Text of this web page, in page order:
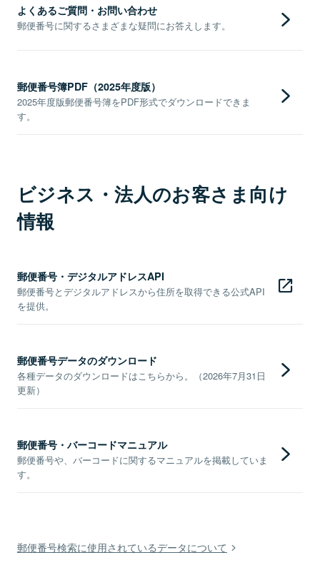
よくあるご質問・お問い合わせ
郵便番号に関するさまざまな疑問にお答えします。
郵便番号簿PDF（2025年度版）
2025年度版郵便番号簿をPDF形式でダウンロードできま
す。
ビジネス・法人のお客さま向け
情報
郵便番号・デジタルアドレスAPI
郵便番号とデジタルアドレスから住所を取得できる公式API
を提供。
郵便番号データのダウンロード
各種データのダウンロードはこちらから。（2026年7月31日
更新）
郵便番号・バーコードマニュアル
郵便番号や、バーコードに関するマニュアルを掲載していま
す。
郵便番号検索に使用されているデータについて